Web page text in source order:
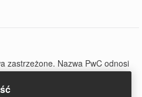
zastrzeżone. Nazwa PwC odnosi
sieci PwC, z których każda
Więcej informacji na stronie